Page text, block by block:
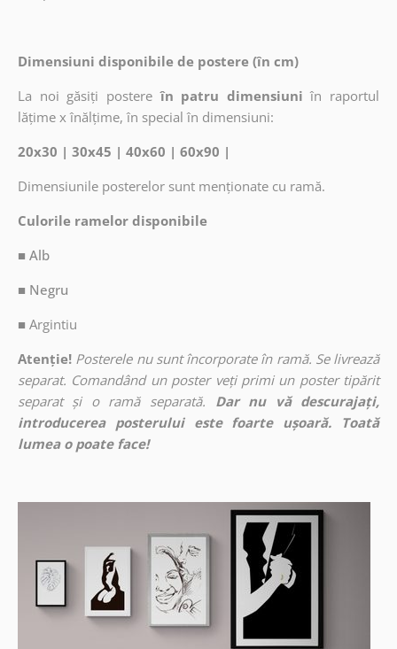
Dimensiuni disponibile de postere (în cm)
La noi găsiți postere în patru dimensiuni în raportul
lățime x înălțime, în special în dimensiuni:
20x30 | 30x45 | 40x60 | 60x90 |
Dimensiunile posterelor sunt menționate cu ramă.
Culorile ramelor disponibile
■ Alb
■ Negru
■ Argintiu
Atenție! Posterele nu sunt încorporate în ramă. Se livrează
separat. Comandând un poster veți primi un poster tipărit
separat și o ramă separată.
Dar nu vă descurajați,
introducerea posterului este foarte ușoară. Toată
lumea o poate face!